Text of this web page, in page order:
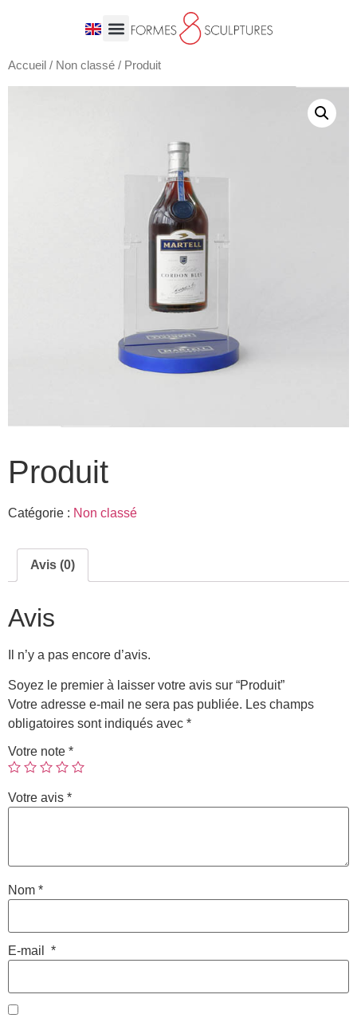
Accueil / Non classé / Produit
Produit
Catégorie : Non classé
Avis (0)
Avis
Il n’y a pas encore d’avis.
Soyez le premier à laisser votre avis sur “Produit”
Votre adresse e-mail ne sera pas publiée. Les champs
obligatoires sont indiqués avec *
Votre note *
Votre avis *
Nom *
E-mail *